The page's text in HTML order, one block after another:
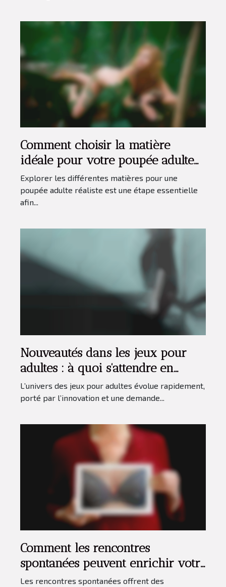
Comment choisir la matière
idéale pour votre poupée adulte
réaliste ?
Explorer les différentes matières pour une
poupée adulte réaliste est une étape essentielle
afin...
Nouveautés dans les jeux pour
adultes : à quoi s'attendre en
termes de contenu ?
L’univers des jeux pour adultes évolue rapidement,
porté par l’innovation et une demande...
Comment les rencontres
spontanées peuvent enrichir votre
vie sociale ?
Les rencontres spontanées offrent des